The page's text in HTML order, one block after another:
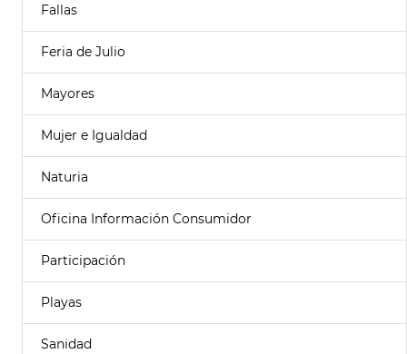
Fallas
Feria de Julio
Mayores
Mujer e Igualdad
Naturia
Oficina Información Consumidor
Participación
Playas
Sanidad